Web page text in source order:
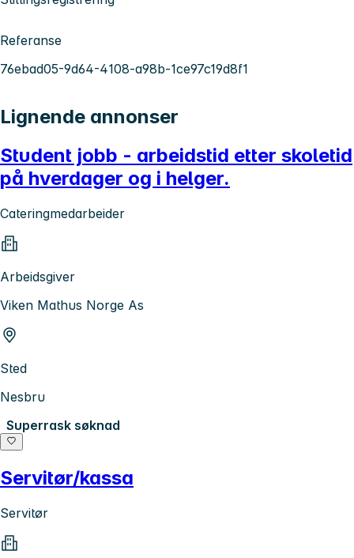
Referanse
76ebad05-9d64-4108-a98b-1ce97c19d8f1
Lignende annonser
Student jobb - arbeidstid etter skoletid
på hverdager og i helger.
Cateringmedarbeider
Arbeidsgiver
Viken Mathus Norge As
Sted
Nesbru
Superrask søknad
Servitør/kassa
Servitør